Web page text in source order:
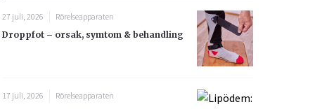
Rökavvänjning
Rörelseapparaten
Sex & Samliv
Sömn & Stress
27 juli, 2026
Rörelseapparaten
Droppfot – orsak, symtom & behandling
17 juli, 2026
Rörelseapparaten